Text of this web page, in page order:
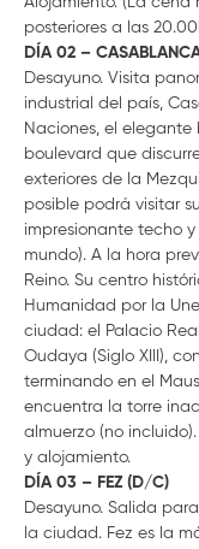
posteriores a las
DÍA 02 –
Desayuno. Visita
industrial del país,
Naciones, el elegante
boulevard que
exteriores de la
posible podrá visitar
impresionante techo
mundo). A la hora
Reino. Su centro
Humanidad por la
ciudad: el Palacio
Oudaya (Siglo XIII),
terminando en el
encuentra la torre
almuerzo (no
y alojamiento.
DÍA 03 – FEZ (D/C)
Desayuno. Salida
la ciudad. Fez es la